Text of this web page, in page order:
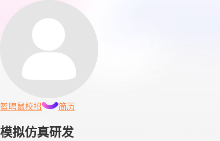
智聘鼠校招 简历
模拟仿真研发